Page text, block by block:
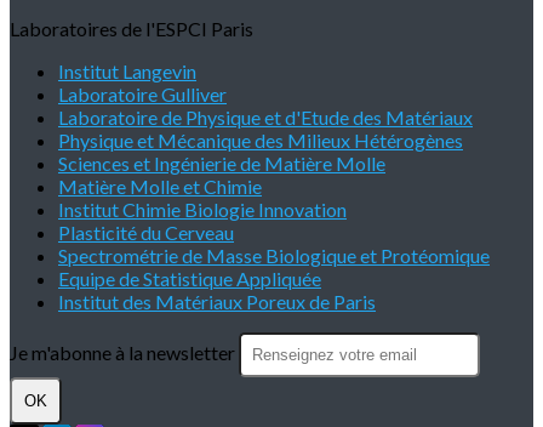
Laboratoires de l'ESPCI Paris
Institut Langevin
Laboratoire Gulliver
Laboratoire de Physique et d'Etude des Matériaux
Physique et Mécanique des Milieux Hétérogènes
Sciences et Ingénierie de Matière Molle
Matière Molle et Chimie
Institut Chimie Biologie Innovation
Plasticité du Cerveau
Spectrométrie de Masse Biologique et Protéomique
Equipe de Statistique Appliquée
Institut des Matériaux Poreux de Paris
Je m'abonne à la newsletter
OK